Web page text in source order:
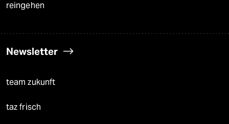
reingehen
Newsletter
team zukunft
taz frisch